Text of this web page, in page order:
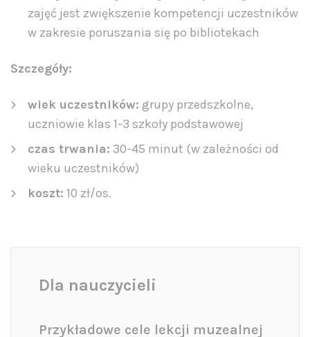
zajęć jest zwiększenie kompetencji uczestników
w zakresie poruszania się po bibliotekach
Szczegóły:
wiek uczestników: grupy przedszkolne,
uczniowie klas 1-3 szkoły podstawowej
czas trwania: 30-45 minut (w zależności od
wieku uczestników)
koszt: 10 zł/os.
Dla nauczycieli
Przykładowe cele lekcji muzealnej